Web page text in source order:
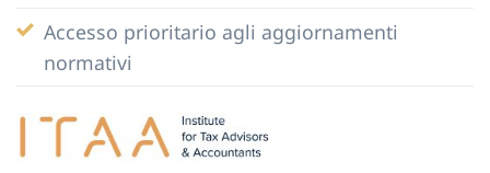
Accesso prioritario agli aggiornamenti
normativi